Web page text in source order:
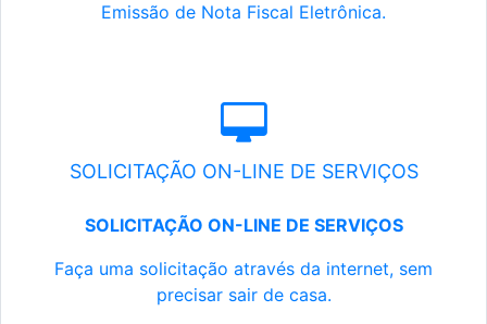
Emissão de Nota Fiscal Eletrônica.
SOLICITAÇÃO ON-LINE DE SERVIÇOS
SOLICITAÇÃO ON-LINE DE SERVIÇOS
Faça uma solicitação através da internet, sem
precisar sair de casa.